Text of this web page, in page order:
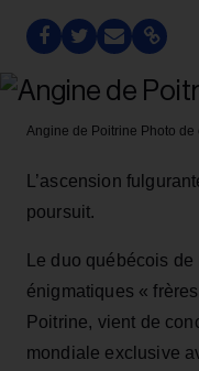
Angine de Poitrine Photo de
L’ascension
poursuit.
Le duo québécois
énigmatiques «
Poitrine, vient de
mondiale exclusive